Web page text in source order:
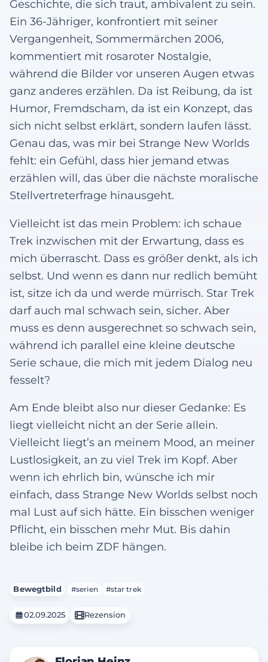
Geschichte, die sich traut, ambivalent zu sein.
Ein 36-Jähriger, konfrontiert mit seiner
Vergangenheit, Sommermärchen 2006,
kommentiert mit rosaroter Nostalgie,
während die Bilder vor unseren Augen etwas
ganz anderes erzählen. Da ist Reibung, da ist
Humor, Fremdscham, da ist ein Konzept, das
sich nicht selbst erklärt, sondern laufen lässt.
Genau das, was mir bei Strange New Worlds
fehlt: ein Gefühl, dass hier jemand etwas
erzählen will, das über die nächste moralische
Stellvertreterfrage hinausgeht.
Vielleicht ist das mein Problem: ich schaue
Trek inzwischen mit der Erwartung, dass es
mich überrascht. Dass es größer denkt, als ich
selbst. Und wenn es dann nur redlich bemüht
ist, sitze ich da und werde mürrisch. Star Trek
darf auch mal schwach sein, sicher. Aber
muss es denn ausgerechnet so schwach sein,
während ich parallel eine kleine deutsche
Serie schaue, die mich mit jedem Dialog neu
fesselt?
Am Ende bleibt also nur dieser Gedanke: Es
liegt vielleicht nicht an der Serie allein.
Vielleicht liegt’s an meinem Mood, an meiner
Lustlosigkeit, an zu viel Trek im Kopf. Aber
wenn ich ehrlich bin, wünsche ich mir
einfach, dass Strange New Worlds selbst noch
mal Lust auf sich hätte. Ein bisschen weniger
Pflicht, ein bisschen mehr Mut. Bis dahin
bleibe ich beim ZDF hängen.
Bewegtbild #serien #star trek
02.09.2025 Rezension